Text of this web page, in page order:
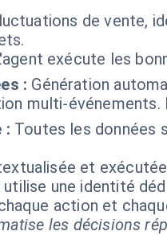
de vente,
exécute les
: Génération
multi-
: Toutes les données
et
une identité
action et
les décisions